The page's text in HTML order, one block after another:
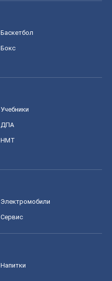
Баскетбол
Бокс
Учебники
ДПА
НМТ
Электромобили
Сервис
Напитки